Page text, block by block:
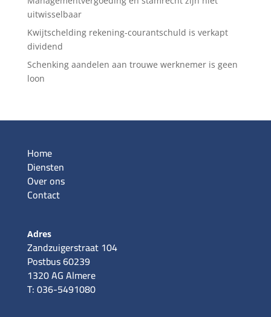
uitwisselbaar
Kwijtschelding rekening-courantschuld is verkapt
dividend
Schenking aandelen aan trouwe werknemer is geen
loon
Home
Diensten
Over ons
Contact
Adres
Zandzuigerstraat 104
Postbus 60239
1320 AG Almere
T: 036-5491080